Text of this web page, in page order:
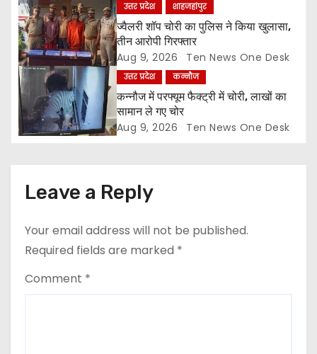
i
o
n
उत्तर प्रदेश शाहजहांपुर
ज्वैलरी शॉप चोरी का पुलिस ने किया खुलासा,
तीन आरोपी गिरफ्तार
Aug 9, 2026 Ten News One Desk
उत्तर प्रदेश कन्नौज
कन्नौज में परफ्यूम फैक्ट्री में चोरी, लाखों का
सामान ले गए चोर
Aug 9, 2026 Ten News One Desk
Leave a Reply
Your email address will not be published.
Required fields are marked *
Comment *